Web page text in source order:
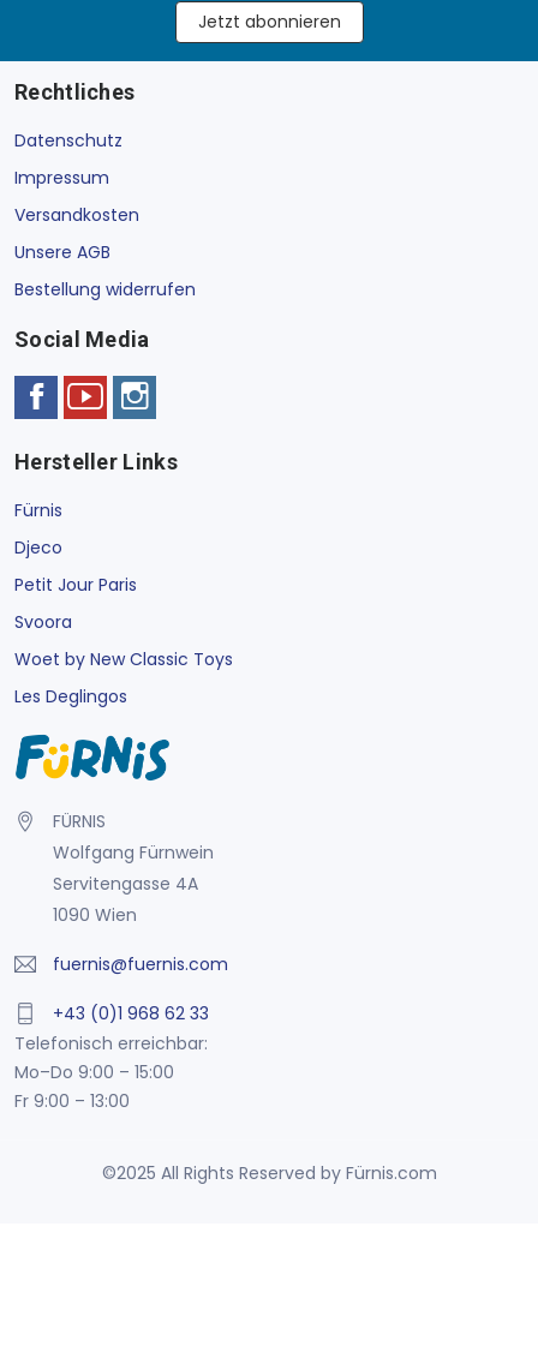
Jetzt abonnieren
Rechtliches
Datenschutz
Impressum
Versandkosten
Unsere AGB
Bestellung widerrufen
Social Media
Hersteller Links
Fürnis
Djeco
Petit Jour Paris
Svoora
Woet by New Classic Toys
Les Deglingos
FÜRNIS
Wolfgang Fürnwein
Servitengasse 4A
1090 Wien
fuernis@fuernis.com
+43 (0)1 968 62 33
Telefonisch erreichbar:
Mo–Do 9:00 – 15:00
Fr 9:00 – 13:00
©2025 All Rights Reserved by Fürnis.com